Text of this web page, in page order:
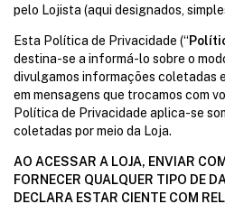
pelo Lojista (aqui designados,
Esta Política de Privacidade (“
destina-se a informá-lo sobre o
divulgamos informações coletadas
em mensagens que trocamos com
Política de Privacidade aplica-se
coletadas por meio da Loja.
AO ACESSAR A LOJA, ENVIAR
FORNECER QUALQUER TIPO DE
DECLARA ESTAR CIENTE COM